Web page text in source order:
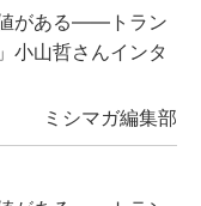
がある――トラン
小山哲さんインタ
ミシマガ編集部